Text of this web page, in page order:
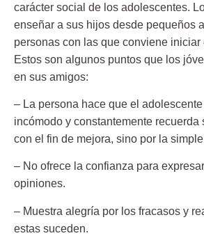
carácter social de los adolescentes.
enseñar a sus hijos desde pequeños
personas con las que conviene iniciar
Estos son algunos puntos que los
en sus amigos:
– La persona hace que el
incómodo y constantemente recuerda
con el fin de mejora, sino por la
– No ofrece la confianza para
opiniones.
– Muestra alegría por los fracasos y
estas suceden.